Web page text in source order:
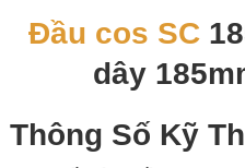
Đầu cos SC
dây
Thông Số Kỹ